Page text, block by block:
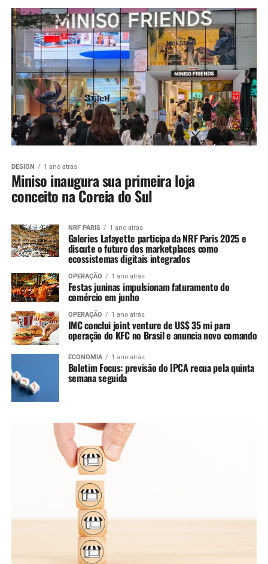
DESIGN 1 ano atrás
Miniso inaugura sua primeira loja
conceito na Coreia do Sul
NRF PARIS 1 ano atrás
Galeries Lafayette participa da NRF Paris 2025 e
discute o futuro dos marketplaces como
ecossistemas digitais integrados
OPERAÇÃO 1 ano atrás
Festas juninas impulsionam faturamento do
comércio em junho
OPERAÇÃO 1 ano atrás
IMC conclui joint venture de US$ 35 mi para
operação do KFC no Brasil e anuncia novo comando
ECONOMIA 1 ano atrás
Boletim Focus: previsão do IPCA recua pela quinta
semana seguida